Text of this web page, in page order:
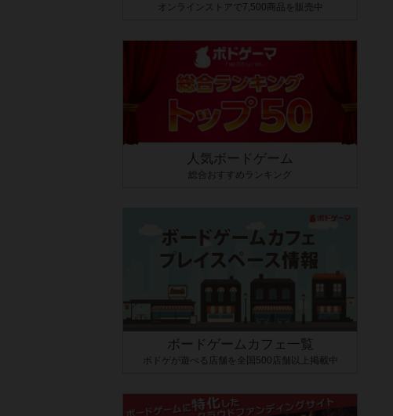
オンラインストアで7,500商品を販売中
人気ボードゲーム
総合おすすめランキング
ボードゲームカフェ一覧
ボドゲが遊べる店舗を全国500店舗以上掲載中